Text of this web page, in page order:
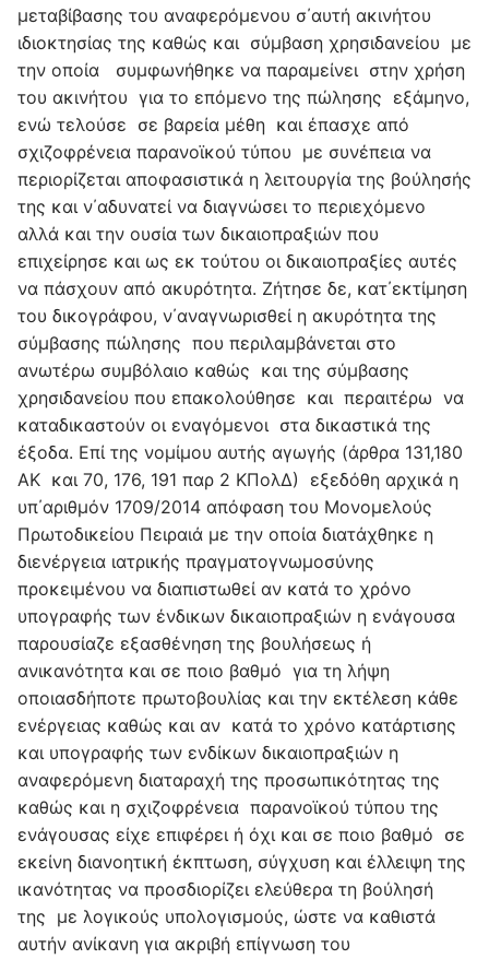
μεταβίβασης του αναφερόμενου σ΄αυτή ακινήτου
ιδιοκτησίας της καθώς και σύμβαση χρησιδανείου με
την οποία συμφωνήθηκε να παραμείνει στην χρήση
του ακινήτου για το επόμενο της πώλησης εξάμηνο,
ενώ τελούσε σε βαρεία μέθη και έπασχε από
σχιζοφρένεια παρανοϊκού τύπου με συνέπεια να
περιορίζεται αποφασιστικά η λειτουργία της βούλησής
της και ν΄αδυνατεί να διαγνώσει το περιεχόμενο
αλλά και την ουσία των δικαιοπραξιών που
επιχείρησε και ως εκ τούτου οι δικαιοπραξίες αυτές
να πάσχουν από ακυρότητα. Ζήτησε δε, κατ΄εκτίμηση
του δικογράφου, ν΄αναγνωρισθεί η ακυρότητα της
σύμβασης πώλησης που περιλαμβάνεται στο
ανωτέρω συμβόλαιο καθώς και της σύμβασης
χρησιδανείου που επακολούθησε και περαιτέρω να
καταδικαστούν οι εναγόμενοι στα δικαστικά της
έξοδα. Επί της νομίμου αυτής αγωγής (άρθρα 131,180
ΑΚ και 70, 176, 191 παρ 2 ΚΠολΔ) εξεδόθη αρχικά η
υπ΄αριθμόν 1709/2014 απόφαση του Μονομελούς
Πρωτοδικείου Πειραιά με την οποία διατάχθηκε η
διενέργεια ιατρικής πραγματογνωμοσύνης
προκειμένου να διαπιστωθεί αν κατά το χρόνο
υπογραφής των ένδικων δικαιοπραξιών η ενάγουσα
παρουσίαζε εξασθένηση της βουλήσεως ή
ανικανότητα και σε ποιο βαθμό για τη λήψη
οποιασδήποτε πρωτοβουλίας και την εκτέλεση κάθε
ενέργειας καθώς και αν κατά το χρόνο κατάρτισης
και υπογραφής των ενδίκων δικαιοπραξιών η
αναφερόμενη διαταραχή της προσωπικότητας της
καθώς και η σχιζοφρένεια παρανοϊκού τύπου της
ενάγουσας είχε επιφέρει ή όχι και σε ποιο βαθμό σε
εκείνη διανοητική έκπτωση, σύγχυση και έλλειψη της
ικανότητας να προσδιορίζει ελεύθερα τη βούλησή
της με λογικούς υπολογισμούς, ώστε να καθιστά
αυτήν ανίκανη για ακριβή επίγνωση του